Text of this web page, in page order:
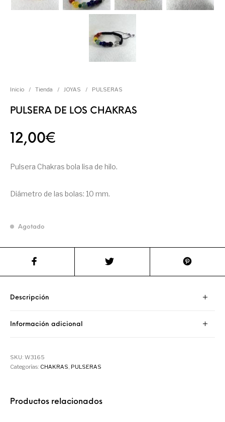
Inicio / Tienda / JOYAS / PULSERAS
PULSERA DE LOS CHAKRAS
12,00€
Pulsera Chakras bola lisa de hilo.
Diámetro de las bolas: 10 mm.
Agotado
Descripción
Información adicional
SKU:W3165
Categorías: CHAKRAS, PULSERAS
Productos relacionados